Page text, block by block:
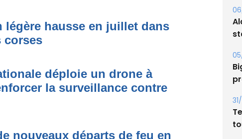
légère hausse en juillet dans
corses
déploie un drone à
la surveillance contre
nouveaux départs de feu en